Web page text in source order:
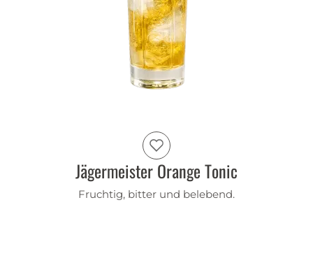
Jägermeister Orange Tonic
Fruchtig, bitter und belebend.